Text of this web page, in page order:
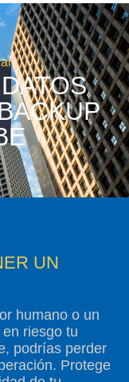
UN
humano o un
riesgo tu
podrías perder
Protege